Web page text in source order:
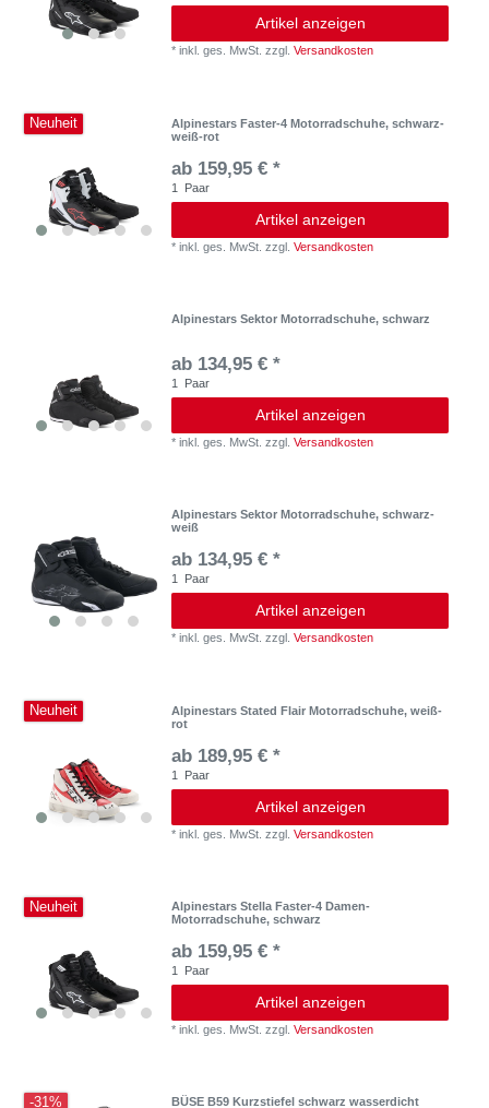
Artikel anzeigen
*inkl. ges. MwSt. zzgl.Versandkosten
Neuheit
Alpinestars Faster-4 Motorradschuhe, schwarz-
weiß-rot
ab 159,95 € *
1 Paar
Artikel anzeigen
*inkl. ges. MwSt. zzgl.Versandkosten
Alpinestars Sektor Motorradschuhe, schwarz
ab 134,95 € *
1 Paar
Artikel anzeigen
*inkl. ges. MwSt. zzgl.Versandkosten
Alpinestars Sektor Motorradschuhe, schwarz-
weiß
ab 134,95 € *
1 Paar
Artikel anzeigen
*inkl. ges. MwSt. zzgl.Versandkosten
Neuheit
Alpinestars Stated Flair Motorradschuhe, weiß-
rot
ab 189,95 € *
1 Paar
Artikel anzeigen
*inkl. ges. MwSt. zzgl.Versandkosten
Neuheit
Alpinestars Stella Faster-4 Damen-
Motorradschuhe, schwarz
ab 159,95 € *
1 Paar
Artikel anzeigen
*inkl. ges. MwSt. zzgl.Versandkosten
-31% BÜSE B59 Kurzstiefel schwarz wasserdicht